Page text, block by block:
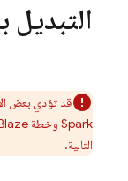
قد تؤدي بعض
التالية.